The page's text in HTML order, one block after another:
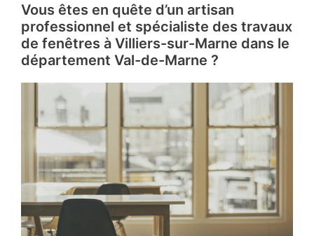
Vous êtes en quête d’un artisan
professionnel et spécialiste des travaux
de fenêtres à Villiers-sur-Marne dans le
département Val-de-Marne ?